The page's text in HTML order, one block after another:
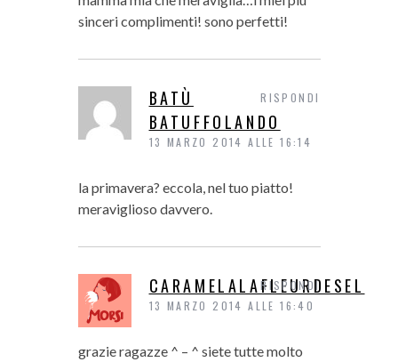
sinceri complimenti! sono perfetti!
BATÙ
BATUFFOLANDO
13 MARZO 2014 ALLE 16:14
la primavera? eccola, nel tuo piatto!
meraviglioso davvero.
RISPONDI
CARAMELALAFLEURDESEL
13 MARZO 2014 ALLE 16:40
grazie ragazze ^ – ^ siete tutte molto
RISPONDI